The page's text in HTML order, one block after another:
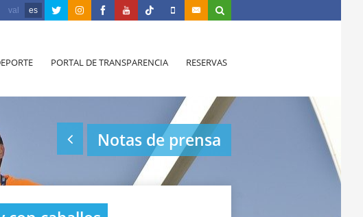
val es
PORTAL DE TRANSPARENCIA RESERVAS
Notas de prensa